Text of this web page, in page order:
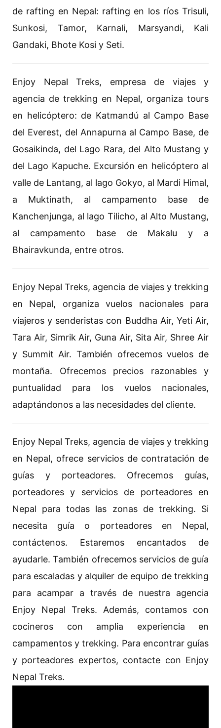
de rafting en Nepal: rafting en los ríos Trisuli,
Sunkosi, Tamor, Karnali, Marsyandi, Kali
Gandaki, Bhote Kosi y Seti.
Enjoy Nepal Treks, empresa de viajes y
agencia de trekking en Nepal, organiza tours
en helicóptero: de Katmandú al Campo Base
del Everest, del Annapurna al Campo Base, de
Gosaikinda, del Lago Rara, del Alto Mustang y
del Lago Kapuche. Excursión en helicóptero al
valle de Lantang, al lago Gokyo, al Mardi Himal,
a Muktinath, al campamento base de
Kanchenjunga, al lago Tilicho, al Alto Mustang,
al campamento base de Makalu y a
Bhairavkunda, entre otros.
Enjoy Nepal Treks, agencia de viajes y trekking
en Nepal, organiza vuelos nacionales para
viajeros y senderistas con Buddha Air, Yeti Air,
Tara Air, Simrik Air, Guna Air, Sita Air, Shree Air
y Summit Air. También ofrecemos vuelos de
montaña. Ofrecemos precios razonables y
puntualidad para los vuelos nacionales,
adaptándonos a las necesidades del cliente.
Enjoy Nepal Treks, agencia de viajes y trekking
en Nepal, ofrece servicios de contratación de
guías y porteadores. Ofrecemos guías,
porteadores y servicios de porteadores en
Nepal para todas las zonas de trekking. Si
necesita guía o porteadores en Nepal,
contáctenos. Estaremos encantados de
ayudarle. También ofrecemos servicios de guía
para escaladas y alquiler de equipo de trekking
para acampar a través de nuestra agencia
Enjoy Nepal Treks. Además, contamos con
cocineros con amplia experiencia en
campamentos y trekking. Para encontrar guías
y porteadores expertos, contacte con Enjoy
Nepal Treks.